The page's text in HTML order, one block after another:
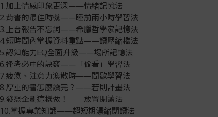
1.加上情感印象更深——情緒記憶法
2.背書的最佳時機——睡前兩小時學習法
3.上台報告不忘詞——希臘哲學家記憶法
4.短時間內掌握資料重點——讀壓縮檔法
5.認知能力EQ全面升級——場所記憶法
6.逢考必中的訣竅——「偷看」學習法
7.疲憊、注意力渙散時——間歇學習法
8.厚重的書怎麼讀完？——若則計畫法
9.發想企劃這樣做！——放置閱讀法
10.掌握專業知識——超短期濃縮閱讀法